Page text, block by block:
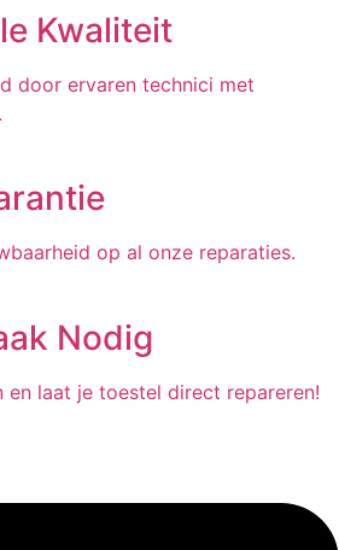
Kwaliteit
door ervaren technici met
op al onze reparaties.
Nodig
en laat je toestel direct repareren!